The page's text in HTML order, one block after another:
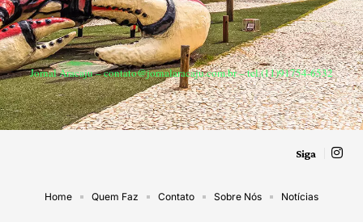
Jornal Aracaju –contato@jornalaracaju.com.br– tel.(11)91754-6532
Siga
Home Quem Faz Contato Sobre Nós Notícias